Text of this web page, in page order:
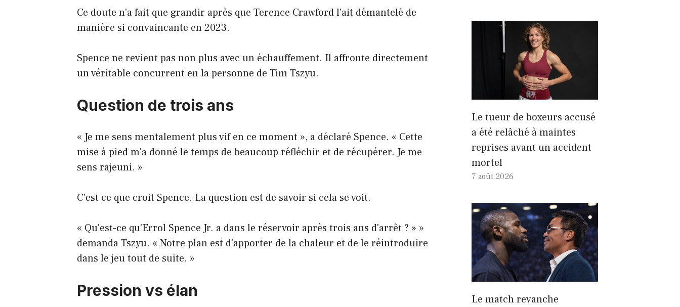
Ce doute n’a fait que grandir après que Terence Crawford l’ait démantelé de
manière si convaincante en 2023.
Spence ne revient pas non plus avec un échauffement. Il affronte directement
un véritable concurrent en la personne de Tim Tszyu.
Question de trois ans
« Je me sens mentalement plus vif en ce moment », a déclaré Spence. « Cette
mise à pied m'a donné le temps de beaucoup réfléchir et de récupérer. Je me
sens rajeuni. »
C'est ce que croit Spence. La question est de savoir si cela se voit.
« Qu'est-ce qu'Errol Spence Jr. a dans le réservoir après trois ans d'arrêt ? » »
demanda Tszyu. « Notre plan est d'apporter de la chaleur et de le réintroduire
dans le jeu tout de suite. »
Pression vs élan
Le tueur de boxeurs accusé
a été relâché à maintes
reprises avant un accident
mortel
7 août 2026
Le match revanche